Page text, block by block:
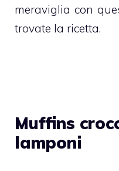
meraviglia con
trovate la ricetta.
Muffins
lamponi